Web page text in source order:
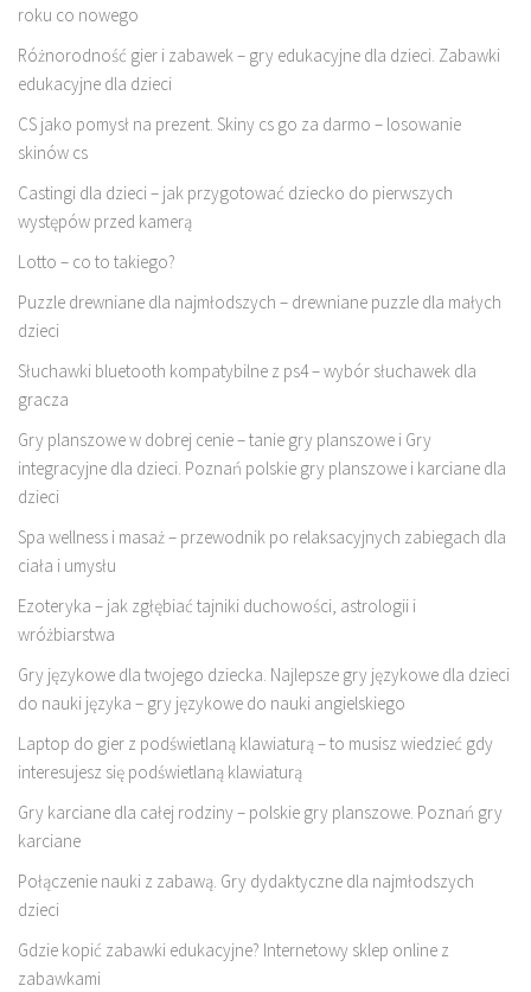
roku co nowego
Różnorodność gier i zabawek – gry edukacyjne dla dzieci. Zabawki
edukacyjne dla dzieci
CS jako pomysł na prezent. Skiny cs go za darmo – losowanie
skinów cs
Castingi dla dzieci – jak przygotować dziecko do pierwszych
występów przed kamerą
Lotto – co to takiego?
Puzzle drewniane dla najmłodszych – drewniane puzzle dla małych
dzieci
Słuchawki bluetooth kompatybilne z ps4 – wybór słuchawek dla
gracza
Gry planszowe w dobrej cenie – tanie gry planszowe i Gry
integracyjne dla dzieci. Poznań polskie gry planszowe i karciane dla
dzieci
Spa wellness i masaż – przewodnik po relaksacyjnych zabiegach dla
ciała i umysłu
Ezoteryka – jak zgłębiać tajniki duchowości, astrologii i
wróżbiarstwa
Gry językowe dla twojego dziecka. Najlepsze gry językowe dla dzieci
do nauki języka – gry językowe do nauki angielskiego
Laptop do gier z podświetlaną klawiaturą – to musisz wiedzieć gdy
interesujesz się podświetlaną klawiaturą
Gry karciane dla całej rodziny – polskie gry planszowe. Poznań gry
karciane
Połączenie nauki z zabawą. Gry dydaktyczne dla najmłodszych
dzieci
Gdzie kopić zabawki edukacyjne? Internetowy sklep online z
zabawkami